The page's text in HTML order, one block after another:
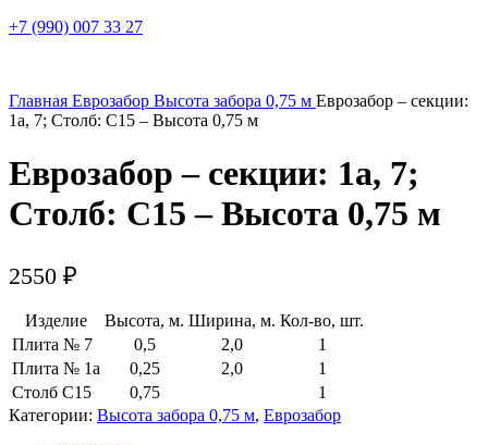
+7 (990) 007 33 27
Главная Еврозабор Высота забора 0,75 м Еврозабор – секции:
1a, 7; Столб: С15 – Высота 0,75 м
Еврозабор – секции: 1a, 7;
Столб: С15 – Высота 0,75 м
2550 ₽
Изделие Высота, м. Ширина, м. Кол-во, шт.
Плита № 7
0,5 2,0
1
Плита № 1a
0,25 2,0
1
Столб С15
0,75
1
Категории: Высота забора 0,75 м, Еврозабор